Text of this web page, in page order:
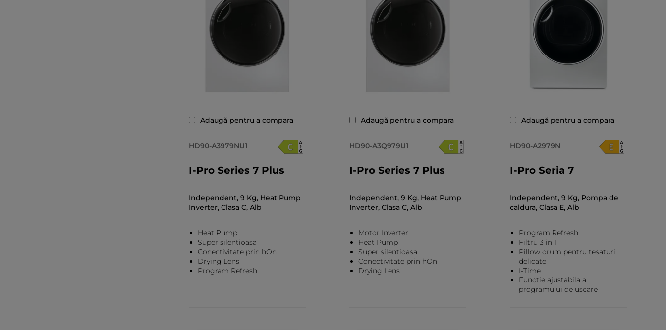
Adaugă pentru a compara
HD90-A3979NU1
I-Pro Series 7 Plus
Independent, 9 Kg, Heat Pump
Inverter, Clasa C, Alb
Heat Pump
Super silentioasa
Conectivitate prin hOn
Drying Lens
Program Refresh
Adaugă pentru a compara
HD90-A3Q979U1
I-Pro Series 7 Plus
Independent, 9 Kg, Heat Pump
Inverter, Clasa C, Alb
Motor Inverter
Heat Pump
Super silentioasa
Conectivitate prin hOn
Drying Lens
Adaugă pentru a compara
HD90-A2979N
I-Pro Seria 7
Independent, 9 Kg, Pompa de
caldura, Clasa E, Alb
Program Refresh
Filtru 3 in 1
Pillow drum pentru tesaturi
delicate
I-Time
Functie ajustabila a
programului de uscare